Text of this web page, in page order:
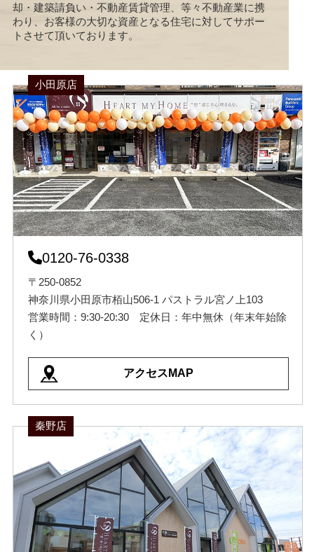
却・建築請負い・不動産賃貸管理、等々不動産業に携
わり、お客様の大切な資産となる住宅に対してサポー
トさせて頂いております。
小田原店
0120-76-0338
〒250-0852
神奈川県小田原市栢山506-1 パストラル宮ノ上103
営業時間：9:30-20:30 定休日：年中無休（年末年始除
く）
アクセスMAP
秦野店